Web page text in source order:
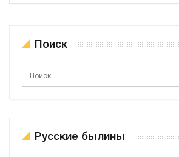
Поиск
Русские былины